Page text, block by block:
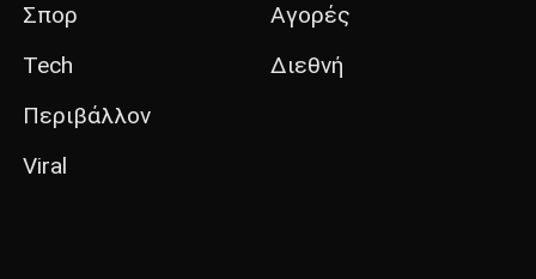
Σπορ
Tech
Περιβάλλον
Viral
Αγορές
Διεθνή